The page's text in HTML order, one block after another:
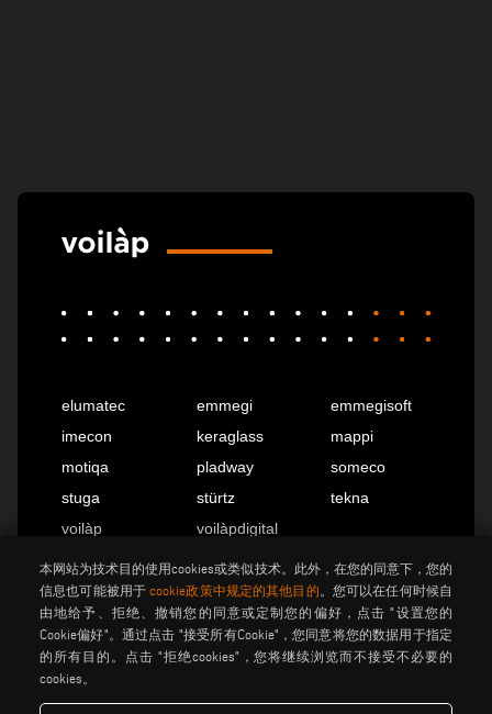
elumatec emmegi
emmegisoft
imecon
keraglass
mappi
motiqa
pladway
someco
stuga
stürtz
tekna
voilàp
voilàpdigital
中国 info@tekna.it
be the change
本网站为技术目的使用cookies或类似技术。此外，在您的同意下，您的
信息也可能被用于cookie政策中规定的其他目的 。您可以在任何时候自
由地给予、拒绝、撤销您的同意或定制您的偏好，点击 "设置您的
Cookie偏好"。通过点击 "接受所有Cookie"，您同意将您的数据用于指定
的所有目的。点击 "拒绝cookies"，您将继续浏览而不接受不必要的
cookies。